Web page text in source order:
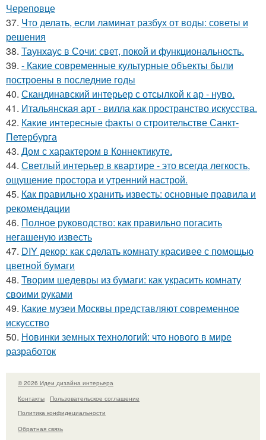
Череповце
37. Что делать, если ламинат разбух от воды: советы и
решения
38. Таунхаус в Сочи: свет, покой и функциональность.
39. - Какие современные культурные объекты были
построены в последние годы
40. Скандинавский интерьер с отсылкой к ар - нуво.
41. Итальянская арт - вилла как пространство искусства.
42. Какие интересные факты о строительстве Санкт-
Петербурга
43. Дом с характером в Коннектикуте.
44. Светлый интерьер в квартире - это всегда легкость,
ощущение простора и утренний настрой.
45. Как правильно хранить известь: основные правила и
рекомендации
46. Полное руководство: как правильно погасить
негашеную известь
47. DIY декор: как сделать комнату красивее с помощью
цветной бумаги
48. Творим шедевры из бумаги: как украсить комнату
своими руками
49. Какие музеи Москвы представляют современное
искусство
50. Новинки земных технологий: что нового в мире
разработок
© 2026 Идеи дизайна интерьера
Контакты
Пользовательское соглашение
Политика конфидециальности
Обратная связь